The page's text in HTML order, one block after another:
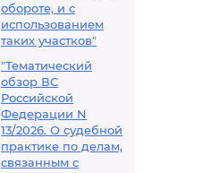
обороте, и с
использованием
таких участков"
"Тематический
обзор ВС
Российской
Федерации N
13/2026. О судебной
практике по делам,
связанным с